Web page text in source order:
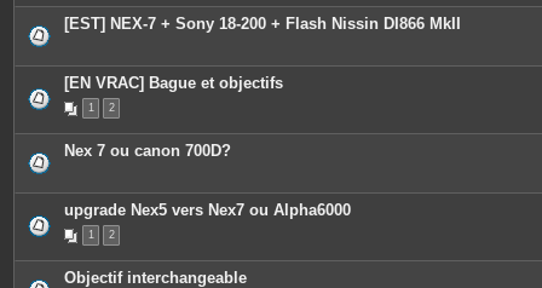
[EST] NEX-7 + Sony 18-200 + Flash Nissin DI866 MkII
[EN VRAC] Bague et objectifs
1 2
Nex 7 ou canon 700D?
upgrade Nex5 vers Nex7 ou Alpha6000
1 2
Objectif interchangeable